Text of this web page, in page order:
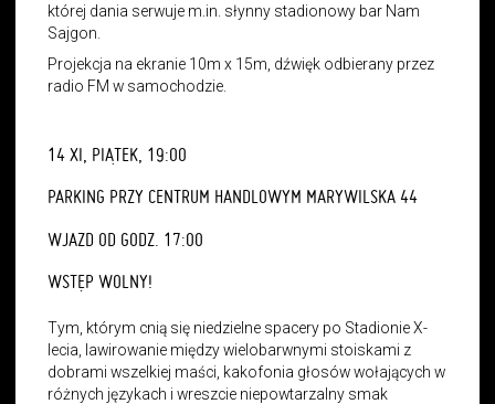
której dania serwuje m.in. słynny stadionowy bar Nam
Sajgon.
Projekcja na ekranie 10m x 15m, dźwięk odbierany przez
radio FM w samochodzie.
14 XI, PIĄTEK, 19:00
PARKING PRZY CENTRUM HANDLOWYM MARYWILSKA 44
WJAZD OD GODZ. 17:00
WSTĘP WOLNY!
Tym, którym cnią się niedzielne spacery po Stadionie X-
lecia, lawirowanie między wielobarwnymi stoiskami z
dobrami wszelkiej maści, kakofonia głosów wołających w
różnych językach i wreszcie niepowtarzalny smak